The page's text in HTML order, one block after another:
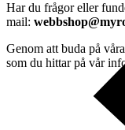
Har du frågor eller
mail:
Genom att buda på
som du hittar på vår